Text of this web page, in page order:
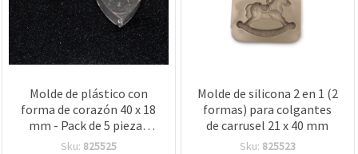
Molde de plástico con
forma de corazón 40 x 18
mm - Pack de 5 piezas
para manualidades
Sku: 825525
Molde de silicona 2 en 1 (2
formas) para colgantes
de carrusel 21 x 40 mm
Sku: 825523